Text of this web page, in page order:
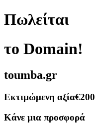
Πωλείται
το Domain!
toumba.gr
Εκτιμώμενη αξία€200
Κάνε μια προσφορά